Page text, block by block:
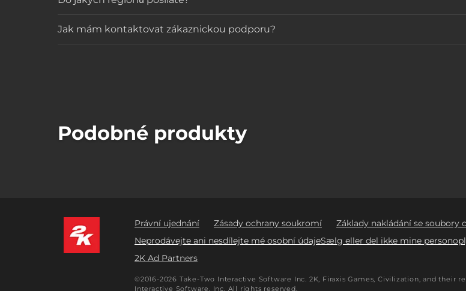
Jak mám kontaktovat zákaznickou podporu?
Podobné produkty
Právní ujednání Zásady ochrany soukromí Základy nakládání se soubory
Neprodávejte ani nesdílejte mé osobní údajeSælg eller del ikke mine
2K Ad Partners
©2016-2026 Take-Two Interactive Software Inc. 2K, Firaxis Games, Civilization, and their
Interactive Software, Inc. All rights reserved.